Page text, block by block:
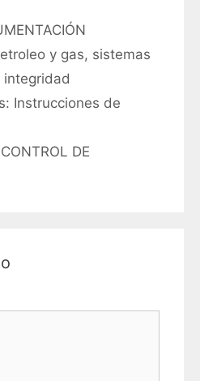
y gas, sistemas
Instrucciones de
DE